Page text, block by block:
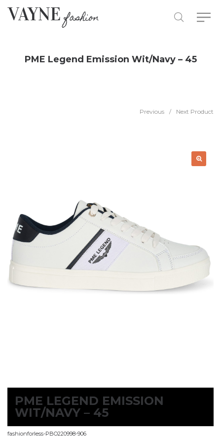
PME Legend Emission Wit/Navy – 45
Previous / Next Product
PME LEGEND EMISSION
WIT/NAVY – 45
fashionforless-PBO220998-906